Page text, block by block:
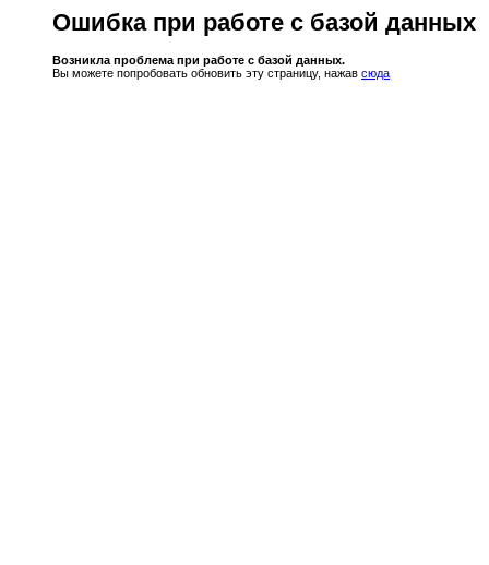
Ошибка при работе с базой данных
Возникла проблема при работе с базой данных.
Вы можете попробовать обновить эту страницу, нажав сюда